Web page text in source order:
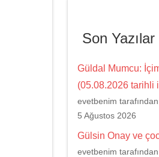
Son Yazılar
Güldal Mumcu:
(05.08.2026 tarihli
evetbenim tarafından
5 Ağustos 2026
Gülsin Onay ve
evetbenim tarafından